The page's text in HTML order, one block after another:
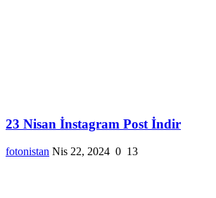
23 Nisan İnstagram Post İndir
fotonistan Nis 22, 2024 0 13